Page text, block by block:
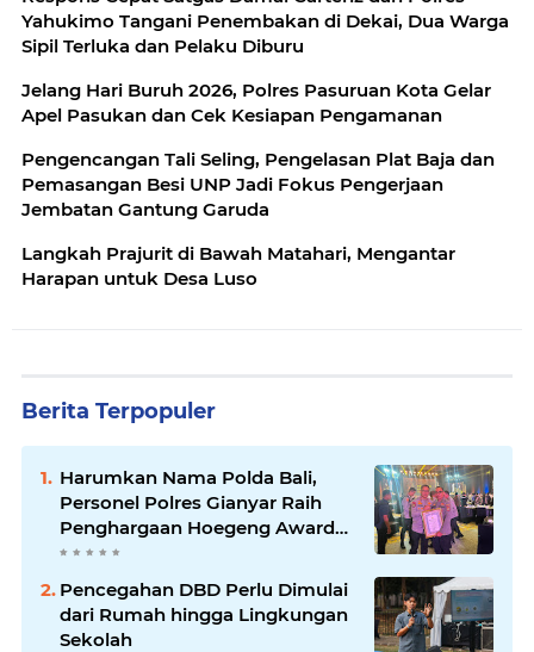
Yahukimo Tangani Penembakan di Dekai, Dua Warga
Sipil Terluka dan Pelaku Diburu
Jelang Hari Buruh 2026, Polres Pasuruan Kota Gelar
Apel Pasukan dan Cek Kesiapan Pengamanan
Pengencangan Tali Seling, Pengelasan Plat Baja dan
Pemasangan Besi UNP Jadi Fokus Pengerjaan
Jembatan Gantung Garuda
Langkah Prajurit di Bawah Matahari, Mengantar
Harapan untuk Desa Luso
Berita Terpopuler
Harumkan Nama Polda Bali,
Personel Polres Gianyar Raih
Penghargaan Hoegeng Awards
2026
Pencegahan DBD Perlu Dimulai
dari Rumah hingga Lingkungan
Sekolah